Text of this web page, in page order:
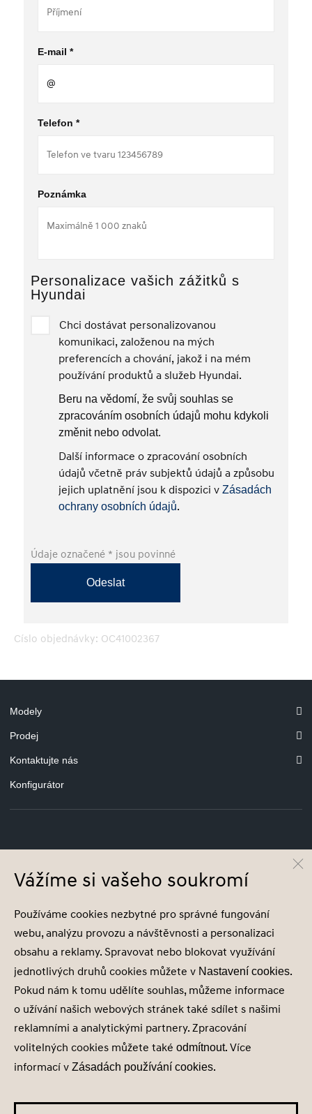
E-mail *
Telefon *
Poznámka
Personalizace vašich zážitků s
Hyundai
Chci dostávat personalizovanou
komunikaci, založenou na mých
preferencích a chování, jakož i na mém
používání produktů a služeb Hyundai.
Beru na vědomí, že svůj souhlas se
zpracováním osobních údajů mohu kdykoli
změnit nebo odvolat.
Další informace o zpracování osobních
údajů včetně práv subjektů údajů a způsobu
jejich uplatnění jsou k dispozici v Zásadách
ochrany osobních údajů.
Údaje označené * jsou povinné
Odeslat
Číslo objednávky: OC41002367
Modely
Prodej
Kontaktujte nás
Konfigurátor
Infocentrum
800 800 900
Praze, oddíl C, vložka 202215, IČ 29127289
Nastavení cookies
Zásady zpracování osobních údajů
Seznam příjemců
Správa souhlasů
Obchodní údaje
Vážíme si vašeho soukromí
Používáme cookies nezbytné pro správné fungování
webu, analýzu provozu a návštěvnosti a personalizaci
obsahu a reklamy. Spravovat nebo blokovat využívání
jednotlivých druhů cookies můžete v Nastavení cookies.
Pokud nám k tomu udělíte souhlas, můžeme informace
o užívání našich webových stránek také sdílet s našimi
reklamními a analytickými partnery. Zpracování
volitelných cookies můžete také odmítnout. Více
informací v Zásadách používání cookies.